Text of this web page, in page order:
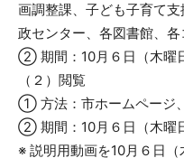
画調整課、子ども子育て
政センター、各図書館、
② 期間：10月６日（木曜
（２）閲覧
① 方法：市ホームページ
② 期間：10月６日（木曜
※ 説明用動画を10月６日（